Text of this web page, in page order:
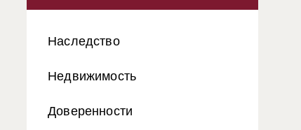
Наследство
Недвижимость
Доверенности